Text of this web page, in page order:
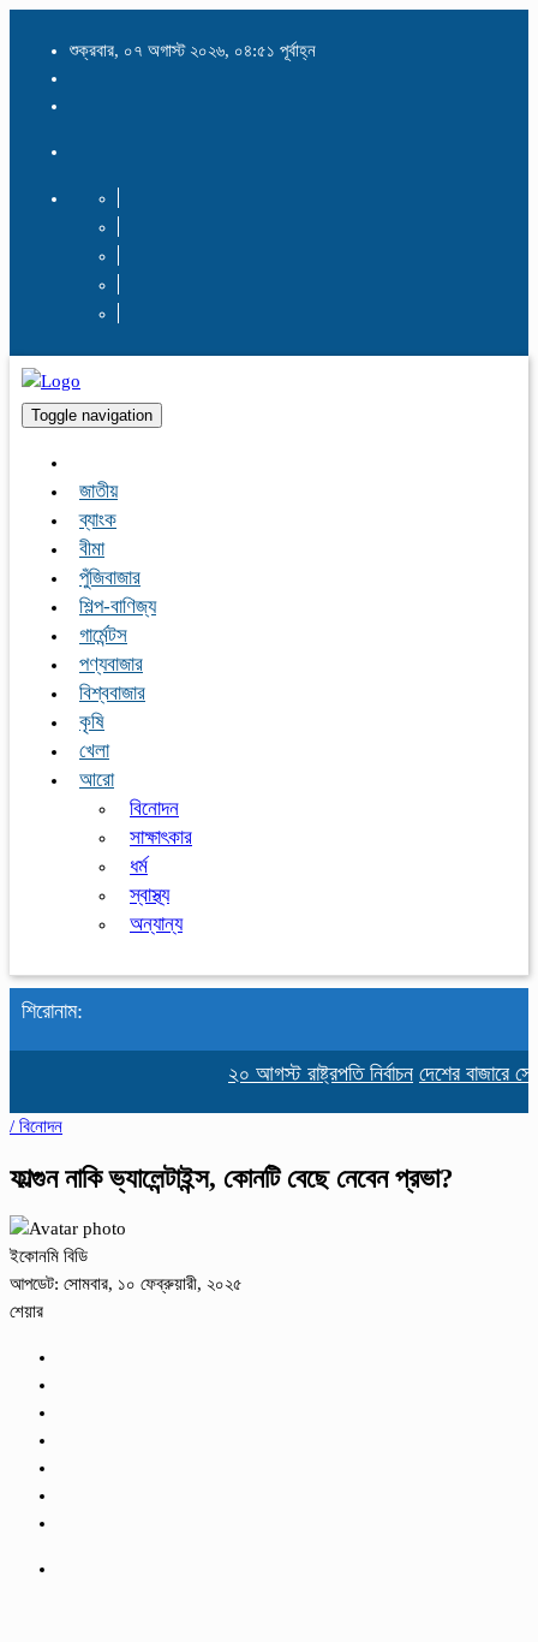
শুক্রবার, ০৭ অগাস্ট ২০২৬, ০৪:৫১ পূর্বাহ্ন
Toggle navigation
জাতীয়
ব্যাংক
বীমা
পুঁজিবাজার
শিল্প-বাণিজ্য
গার্মেন্টস
পণ্যবাজার
বিশ্ববাজার
কৃষি
খেলা
আরো
বিনোদন
সাক্ষাৎকার
ধর্ম
স্বাস্থ্য
অন্যান্য
শিরোনাম:
২০ আগস্ট রাষ্ট্রপতি নির্বাচন দেশের বাজারে
/ বিনোদন
ফাল্গুন নাকি ভ্যালেন্টাইন্স, কোনটি বেছে নেবেন প্রভা?
ইকোনমি বিডি
আপডেট: সোমবার, ১০ ফেব্রুয়ারী, ২০২৫
শেয়ার